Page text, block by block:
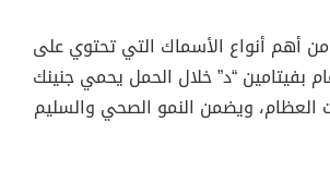
أهم أنواع الأسماك التي تحتوي على
بفيتامين “د” خلال الحمل يحمي جنينك
العظام، ويضمن النمو الصحي والسليم